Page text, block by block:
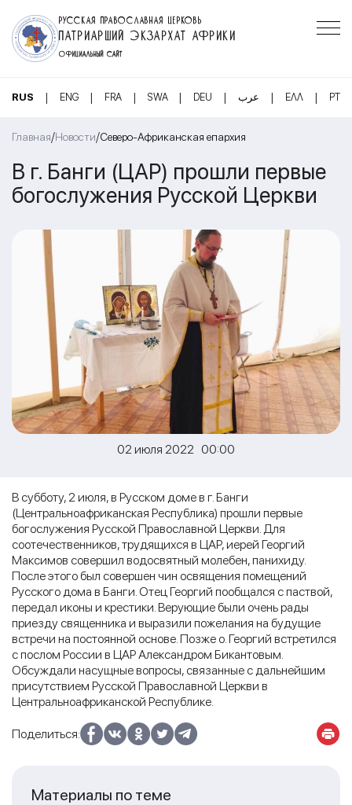
РУССКАЯ ПРАВОСЛАВНАЯ ЦЕРКОВЬ
ПАТРИАРШИЙ ЭКЗАРХАТ АФРИКИ
ОФИЦИАЛЬНЫЙ САЙТ
RUS | ENG | FRA | SWA | DEU | عرب | ΕΛΛ | PT
Главная/Новости/Северо-Африканская епархия
В г. Банги (ЦАР) прошли первые
богослужения Русской Церкви
02 июля 2022 00:00
В субботу, 2 июля, в Русском доме в г. Банги
(Центральноафриканская Республика) прошли первые
богослужения Русской Православной Церкви. Для
соотечественников, трудящихся в ЦАР, иерей Георгий
Максимов совершил водосвятный молебен, панихиду.
После этого был совершен чин освящения помещений
Русского дома в Банги. Отец Георгий пообщался с паствой,
передал иконы и крестики. Верующие были очень рады
приезду священника и выразили пожелания на будущие
встречи на постоянной основе. Позже о. Георгий встретился
с послом России в ЦАР Александром Бикантовым.
Обсуждали насущные вопросы, связанные с дальнейшим
присутствием Русской Православной Церкви в
Центральноафриканской Республике.
Поделиться:
Материалы по теме